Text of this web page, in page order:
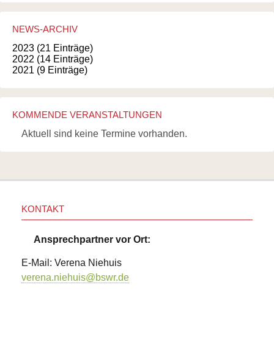
NEWS-ARCHIV
2023 (21 Einträge)
2022 (14 Einträge)
2021 (9 Einträge)
KOMMENDE VERANSTALTUNGEN
Aktuell sind keine Termine vorhanden.
KONTAKT
Ansprechpartner vor Ort:
E-Mail: Verena Niehuis
verena.niehuis@bswr.de